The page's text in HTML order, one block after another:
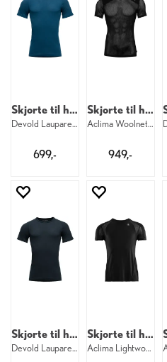
Skjorte til herre
Devold Lauparen Merino Tee M 422
699,-
Skjorte til herre
Aclima Woolnet Light Tee M 123
949,-
Skjorte til herre
Devold Lauparen Merino Tee M 284
Skjorte til herre
Aclima Lightwool 140 Sports Tee M 123